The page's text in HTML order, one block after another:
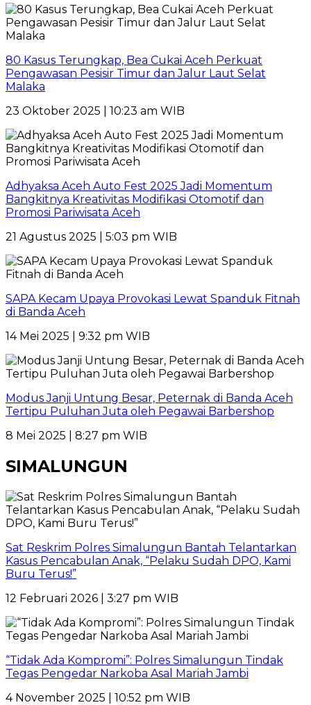
80 Kasus Terungkap, Bea Cukai Aceh Perkuat
Pengawasan Pesisir Timur dan Jalur Laut Selat
Malaka
23 Oktober 2025 | 10:23 am WIB
Adhyaksa Aceh Auto Fest 2025 Jadi Momentum
Bangkitnya Kreativitas Modifikasi Otomotif dan
Promosi Pariwisata Aceh
21 Agustus 2025 | 5:03 pm WIB
SAPA Kecam Upaya Provokasi Lewat Spanduk Fitnah
di Banda Aceh
14 Mei 2025 | 9:32 pm WIB
Modus Janji Untung Besar, Peternak di Banda Aceh
Tertipu Puluhan Juta oleh Pegawai Barbershop
8 Mei 2025 | 8:27 pm WIB
SIMALUNGUN
Sat Reskrim Polres Simalungun Bantah Telantarkan
Kasus Pencabulan Anak, “Pelaku Sudah DPO, Kami
Buru Terus!”
12 Februari 2026 | 3:27 pm WIB
“Tidak Ada Kompromi”: Polres Simalungun Tindak
Tegas Pengedar Narkoba Asal Mariah Jambi
4 November 2025 | 10:52 pm WIB